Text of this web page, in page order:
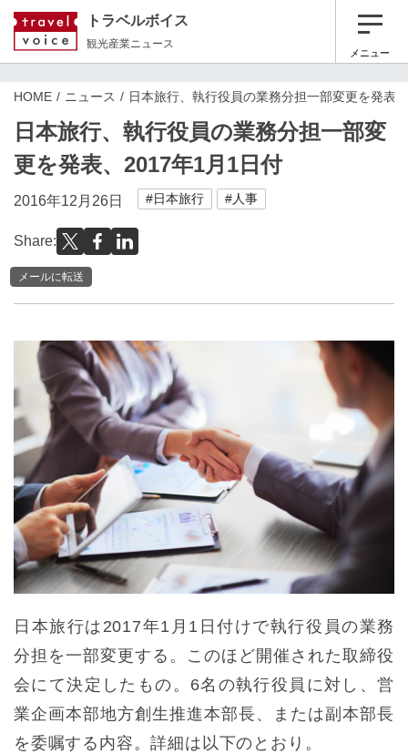
トラベルボイス
観光産業ニュース
メニュー
HOME ニュース 日本旅行、執行役員の業務分担一部変更を発表
日本旅行、執行役員の業務分担一部変
更を発表、2017年1月1日付
2016年12月26日 #日本旅行 #人事
Share:
メールに転送
日本旅行は2017年1月1日付けで執行役員の業務
分担を一部変更する。このほど開催された取締役
会にて決定したもの。6名の執行役員に対し、営
業企画本部地方創生推進本部長、または副本部長
を委嘱する内容。詳細は以下のとおり。